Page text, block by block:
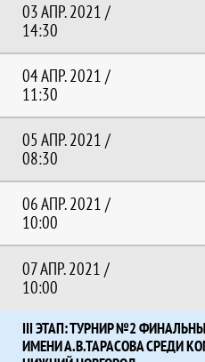
03 АПР. 2021 /
14:30
04 АПР. 2021 /
11:30
05 АПР. 2021 /
08:30
06 АПР. 2021 /
10:00
07 АПР. 2021 /
10:00
III ЭТАП: ТУРНИР №2
ИМЕНИ А.В.ТАРАСОВА СРЕДИ